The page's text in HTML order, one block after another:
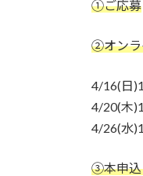
①ご応募
②オンラ
4/16(日
4/20(木
4/26(水
③本申込